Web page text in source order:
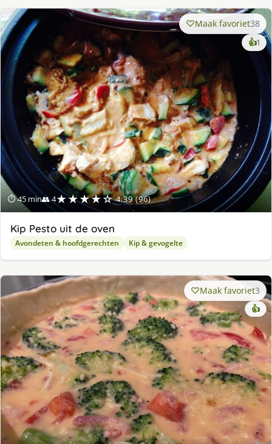
⏱ 45 min👥 4★★★★☆ 4.39 (96)
Maak favoriet38
👍1
Kip Pesto uit de oven
Avondeten & hoofdgerechten Kip & gevogelte
Maak favoriet3
👍